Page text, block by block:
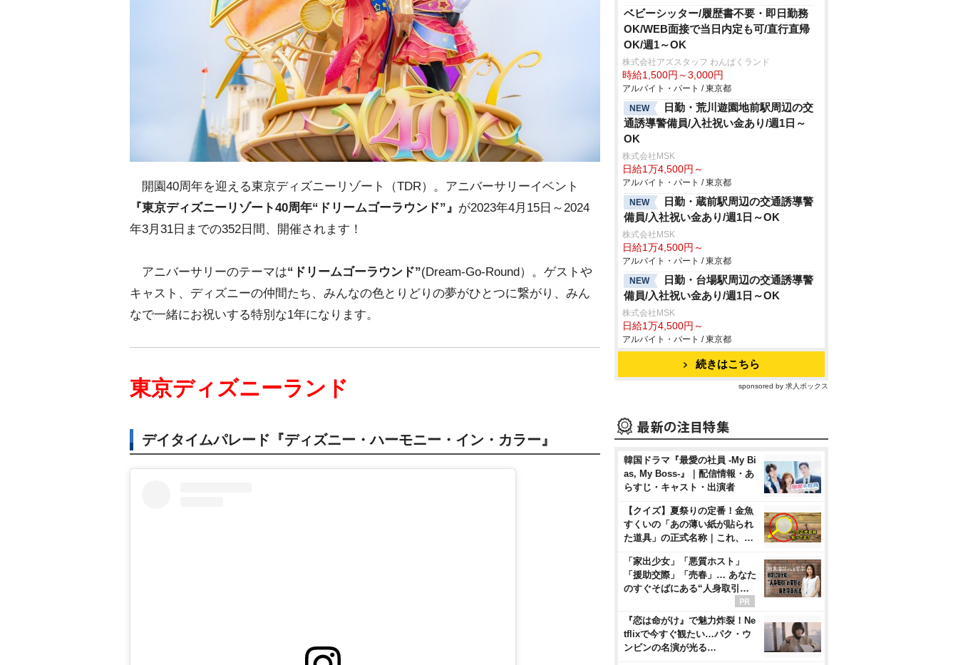
開園40周年を迎える東京ディズニーリゾート（TDR）。アニバーサリーイベント
『東京ディズニーリゾート40周年“ドリームゴーラウンド”』 が2023年4月15日～2024
年3月31日までの352日間、開催されます！
アニバーサリーのテーマは“ドリームゴーラウンド”(Dream-Go-Round）。ゲスト
キャスト、ディズニーの仲間たち、みんなの色とりどりの夢がひとつに繋がり、みん
なで一緒にお祝いする特別な1年になります。
東京ディズニーランド
デイタイムパレード『ディズニー・ハーモニー・イン・カラー』
ベビーシッター/履歴書不要・即日勤務
OK/WEB面接で当日内定も可/直行直帰
OK/週1～OK
株式会社アズスタッフ わんぱくランド
時給1,500円～3,000円
アルバイト・パート / 東京都
NEW
日勤・荒川遊園地前駅周辺の交
通誘導警備員/入社祝い金あり/週1日～
OK
株式会社MSK
日給1万4,500円～
アルバイト・パート / 東京都
NEW
日勤・蔵前駅周辺の交通誘導警
備員/入社祝い金あり/週1日～OK
株式会社MSK
日給1万4,500円～
アルバイト・パート / 東京都
NEW
日勤・台場駅周辺の交通誘導警
備員/入社祝い金あり/週1日～OK
株式会社MSK
日給1万4,500円～
アルバイト・パート / 東京都
続きはこちら
sponsored by 求人ボックス
韓国ドラマ『最愛の社員 -My Bi
as, My Boss-』｜配信情報・あ
らすじ・キャスト・出演者
【クイズ】夏祭りの定番！金魚
すくいの「あの薄い紙が貼られ
た道具」の正式名称｜これ、…
「家出少女」「悪質ホスト」
「援助交際」「売春」… あなた
のすぐそばにある“人身取引…
『恋は命がけ』で魅力炸裂！Ne
tflixで今すぐ観たい…パク・ウ
ンビンの名演が光る…